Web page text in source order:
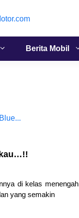
Berita Mobil
di kelas menengah
yang semakin